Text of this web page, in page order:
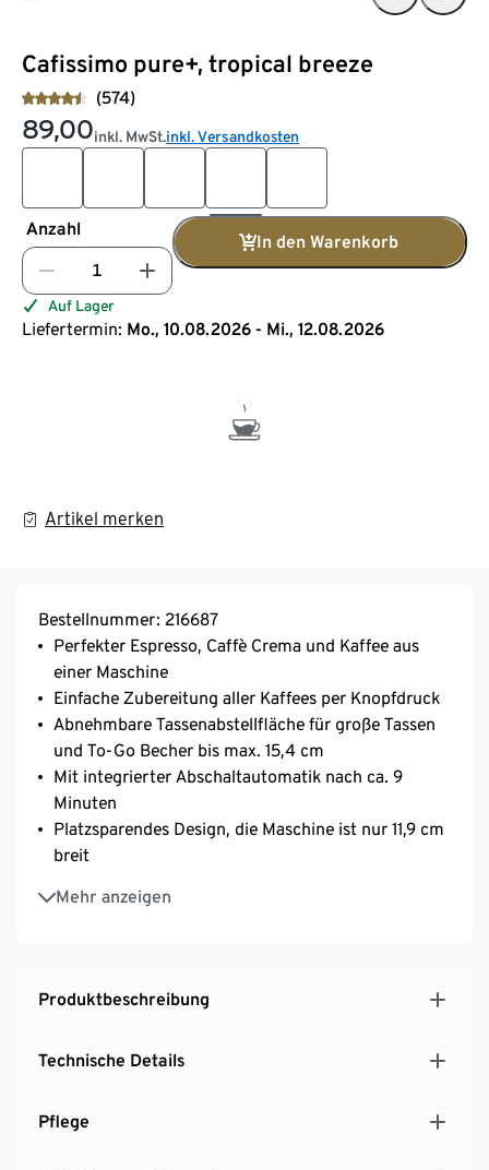
Cafissimo pure+, tropical breeze
(574)
89,00inkl. MwSt.inkl. Versandkosten
Anzahl
In den Warenkorb
Auf Lager
Liefertermin: Mo., 10.08.2026 - Mi., 12.08.2026
Artikel merken
Bestellnummer: 216687
Perfekter Espresso, Caffè Crema und Kaffee aus
einer Maschine
Einfache Zubereitung aller Kaffees per Knopfdruck
Abnehmbare Tassenabstellfläche für große Tassen
und To-Go Becher bis max. 15,4 cm
Mit integrierter Abschaltautomatik nach ca. 9
Minuten
Platzsparendes Design, die Maschine ist nur 11,9 cm
breit
Mehr anzeigen
Abwechslungsreiche Kaffeevielfalt durch das große
Tchibo Kapselsortiment
Produktbeschreibung
Technische Details
Pflege